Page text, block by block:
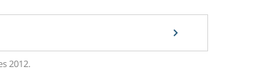
2012.